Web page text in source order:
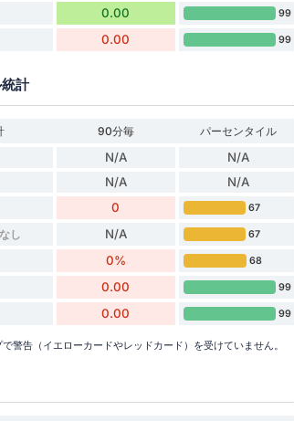
0.00 99
0.00 99
計
90分毎
パーセンタイル
N/A N/A
N/A N/A
0 67
し N/A 67
0% 68
0.00 99
0.00 99
警告（イエローカードやレッドカード）を受けていません。